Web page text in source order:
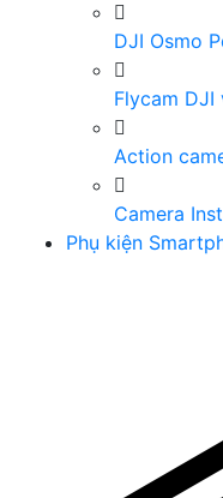
DJI Osmo
Flycam DJI
Action
Camera
Phụ kiện